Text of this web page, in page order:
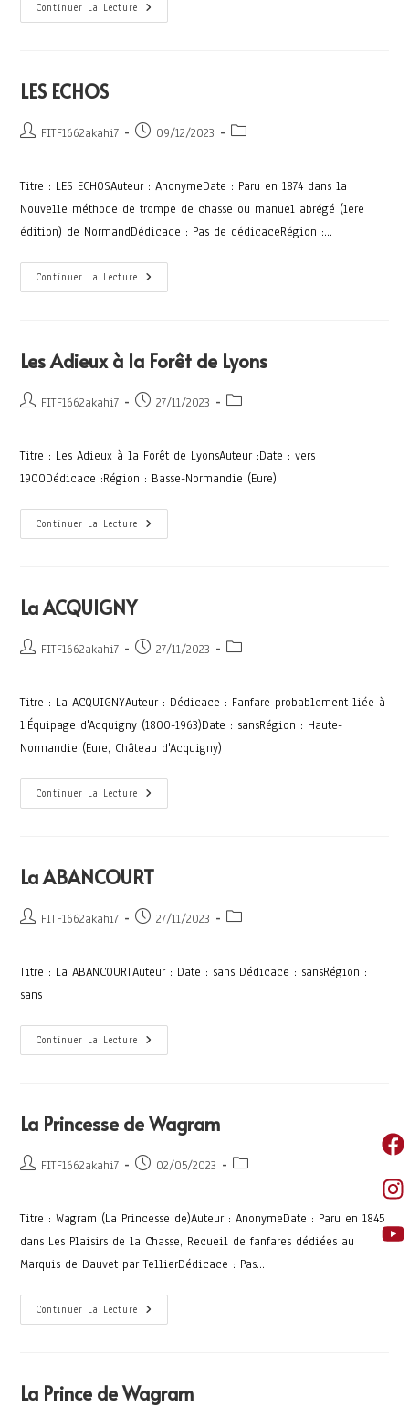
Continuer La Lecture
LES ECHOS
FITF1662akahi7 09/12/2023
Titre : LES ECHOSAuteur : AnonymeDate : Paru en 1874 dans la
Nouvelle méthode de trompe de chasse ou manuel abrégé (1ere
édition) de NormandDédicace : Pas de dédicaceRégion :…
Continuer La Lecture
Les Adieux à la Forêt de Lyons
FITF1662akahi7 27/11/2023
Titre : Les Adieux à la Forêt de LyonsAuteur :Date : vers
1900Dédicace :Région : Basse-Normandie (Eure)
Continuer La Lecture
La ACQUIGNY
FITF1662akahi7 27/11/2023
Titre : La ACQUIGNYAuteur : Dédicace : Fanfare probablement liée à
l'Équipage d'Acquigny (1800-1963)Date : sansRégion : Haute-
Normandie (Eure, Château d'Acquigny)
Continuer La Lecture
La ABANCOURT
FITF1662akahi7 27/11/2023
Titre : La ABANCOURTAuteur : Date : sans Dédicace : sansRégion :
sans
Continuer La Lecture
La Princesse de Wagram
FITF1662akahi7 02/05/2023
Titre : Wagram (La Princesse de)Auteur : AnonymeDate : Paru en 1845
dans Les Plaisirs de la Chasse, Recueil de fanfares dédiées au
Marquis de Dauvet par TellierDédicace : Pas…
Continuer La Lecture
La Prince de Wagram